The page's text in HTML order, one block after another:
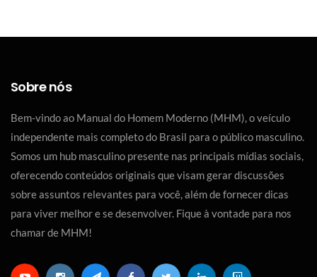
Sobre nós
Bem-vindo ao Manual do Homem Moderno (MHM), o veículo
independente mais completo do Brasil para o público masculino.
Somos um hub masculino presente nas principais mídias sociais,
oferecendo conteúdos originais que visam gerar discussões
sobre assuntos relevantes para você, além de fornecer dicas
para viver melhor e se desenvolver. Fique à vontade para nos
chamar de MHM!